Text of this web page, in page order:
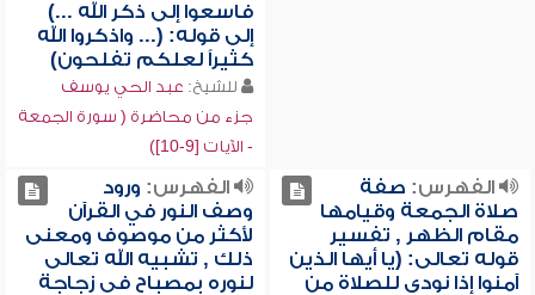
فاسعوا إلى ذكر الله ...)
إلى قوله: (... واذكروا الله
كثيراً لعلكم تفلحون)
للشيخ: عبد الحي يوسف
جزء من محاضرة ( سورة الجمعة
- الآيات [9-10])
الفهرس: صفة
صلاة الجمعة وقيامها
مقام الظهر , تفسير
قوله تعالى: (يا أيها الذين
آمنوا إذا نودي للصلاة من
الفهرس: ورود
وصف النور في القرآن
لأكثر من موصوف ومعنى
ذلك , تشبيه الله تعالى
لنوره بمصباح في زجاجة